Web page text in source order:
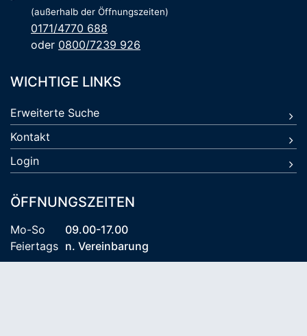
WICHTIGE LINKS
Erweiterte Suche
Kontakt
Login
ÖFFNUNGSZEITEN
Mo-So
09.00-17.00
Feiertags n. Vereinbarung
(außerhalb der Öffnungszeiten)
0171/4770 688
oder 0800/7239 926